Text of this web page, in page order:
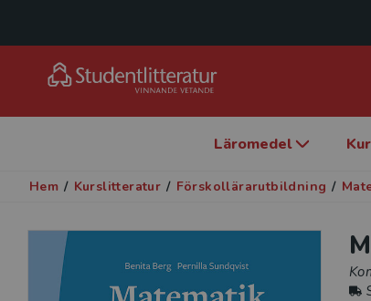
Läromedel
Hem / Kurslitteratur / Förskollärarutbildning /